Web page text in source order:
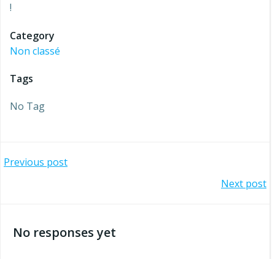
!
Category
Non classé
Tags
No Tag
Navigation
l’article
Previous post
de
l’article
Next post
No responses yet